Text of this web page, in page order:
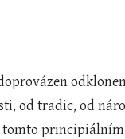
od tradic, od
tomto